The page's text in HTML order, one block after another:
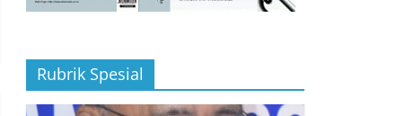
Rubrik Spesial